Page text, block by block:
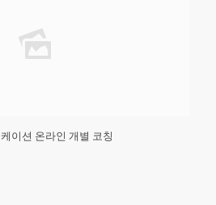
이션 온라인 개별 코칭